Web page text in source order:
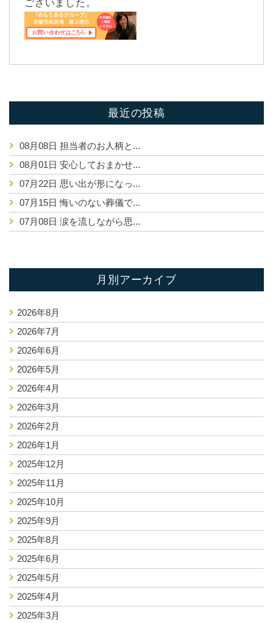
ございました。
最近の投稿
08月08日 担当者のお人柄と...
08月01日 安心しておまかせ...
07月22日 思い出が形になっ...
07月15日 悔いのない葬儀で...
07月08日 涙を流しながら思...
月別アーカイブ
2026年8月
2026年7月
2026年6月
2026年5月
2026年4月
2026年3月
2026年2月
2026年1月
2025年12月
2025年11月
2025年10月
2025年9月
2025年8月
2025年6月
2025年5月
2025年4月
2025年3月